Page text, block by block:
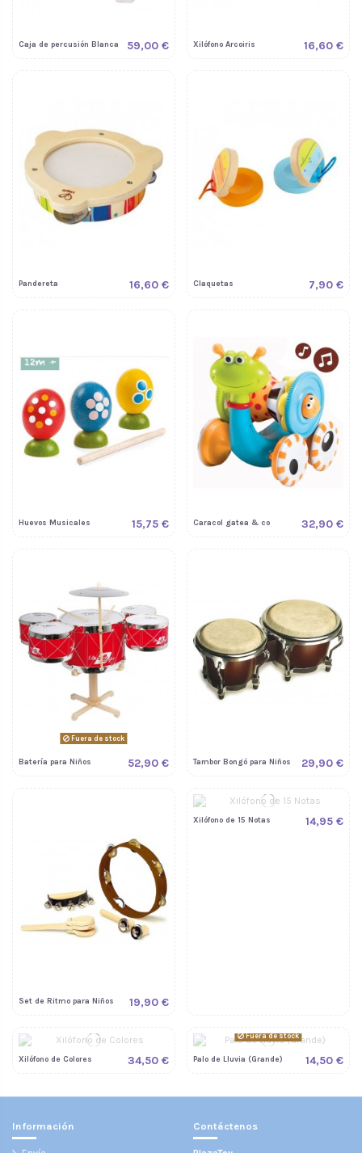
Caja de percusión Blanca 59,00 € Xilófono Arcoiris 16,60 €
Pandereta 16,60 € Claquetas 7,90 €
Huevos Musicales 15,75 € Caracol gatea & co 32,90 €
Fuera de stock
Batería para Niños 52,90 € Tambor Bongó para Niños 29,90 €
Set de Ritmo para Niños 19,90 €
Xilófono de 15 Notas 14,95 €
Xilófono de Colores 34,50 €
Fuera de stock
Palo de Lluvia (Grande) 14,50 €
Información Contáctenos